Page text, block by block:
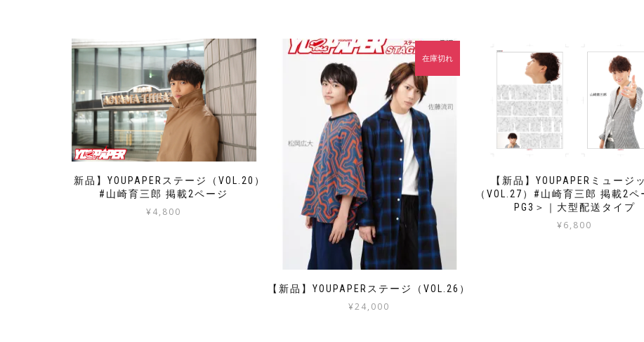
【新品】YOUPAPERステージ（VOL.20）
#山崎育三郎 掲載2ページ
¥4,800
【新品】YOUPAPERステージ（VOL.26）
¥24,000
在庫切れ
【新品】YOUPAPERミュージ
（VOL.27）#山崎育三郎 掲載2ペ
PG3＞｜大型配送タイプ
¥6,800